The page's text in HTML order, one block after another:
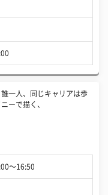
誰一人、同じキャリアは歩
ーで描く、
〜16:50